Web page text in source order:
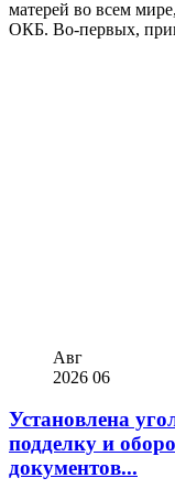
матерей во всем
ОКБ. Во-первых,
Авг
2026 06
Установлена
подделку и
документов...